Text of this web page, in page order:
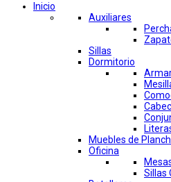
Inicio
Auxiliares
Sillas
Dormitorio
Muebles de
Oficina
Sillas